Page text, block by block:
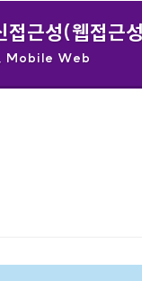
접근성(웹접근
Mobile Web